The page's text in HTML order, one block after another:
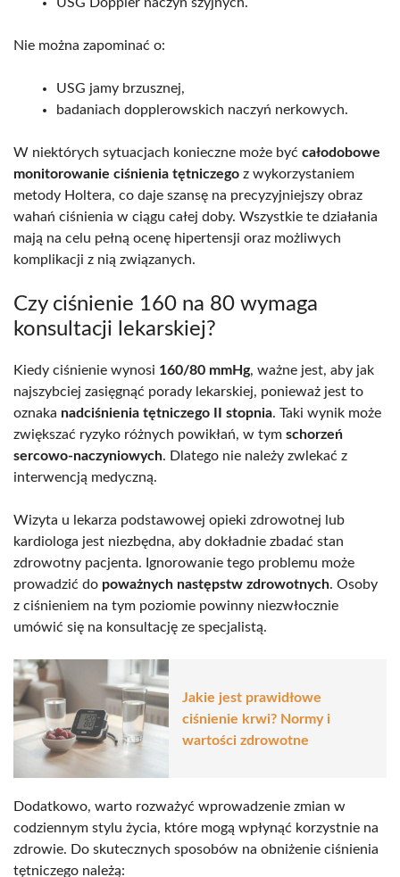
Nie można zapominać o:
USG jamy brzusznej,
badaniach dopplerowskich naczyń nerkowych.
W niektórych sytuacjach konieczne może być całodobowe
monitorowanie ciśnienia tętniczego z wykorzystaniem
metody Holtera, co daje szansę na precyzyjniejszy obraz
wahań ciśnienia w ciągu całej doby. Wszystkie te działania
mają na celu pełną ocenę hipertensji oraz możliwych
komplikacji z nią związanych.
Czy ciśnienie 160 na 80 wymaga
konsultacji lekarskiej?
Kiedy ciśnienie wynosi 160/80 mmHg, ważne jest, aby jak
najszybciej zasięgnąć porady lekarskiej, ponieważ jest to
oznaka nadciśnienia tętniczego II stopnia. Taki wynik może
zwiększać ryzyko różnych powikłań, w tym schorzeń
sercowo-naczyniowych. Dlatego nie należy zwlekać z
interwencją medyczną.
Wizyta u lekarza podstawowej opieki zdrowotnej lub
kardiologa jest niezbędna, aby dokładnie zbadać stan
zdrowotny pacjenta. Ignorowanie tego problemu może
prowadzić do poważnych następstw zdrowotnych. Osoby
z ciśnieniem na tym poziomie powinny niezwłocznie
umówić się na konsultację ze specjalistą.
Jakie jest prawidłowe
ciśnienie krwi? Normy i
wartości zdrowotne
Dodatkowo, warto rozważyć wprowadzenie zmian w
codziennym stylu życia, które mogą wpłynąć korzystnie na
zdrowie. Do skutecznych sposobów na obniżenie ciśnienia
tętniczego należą: